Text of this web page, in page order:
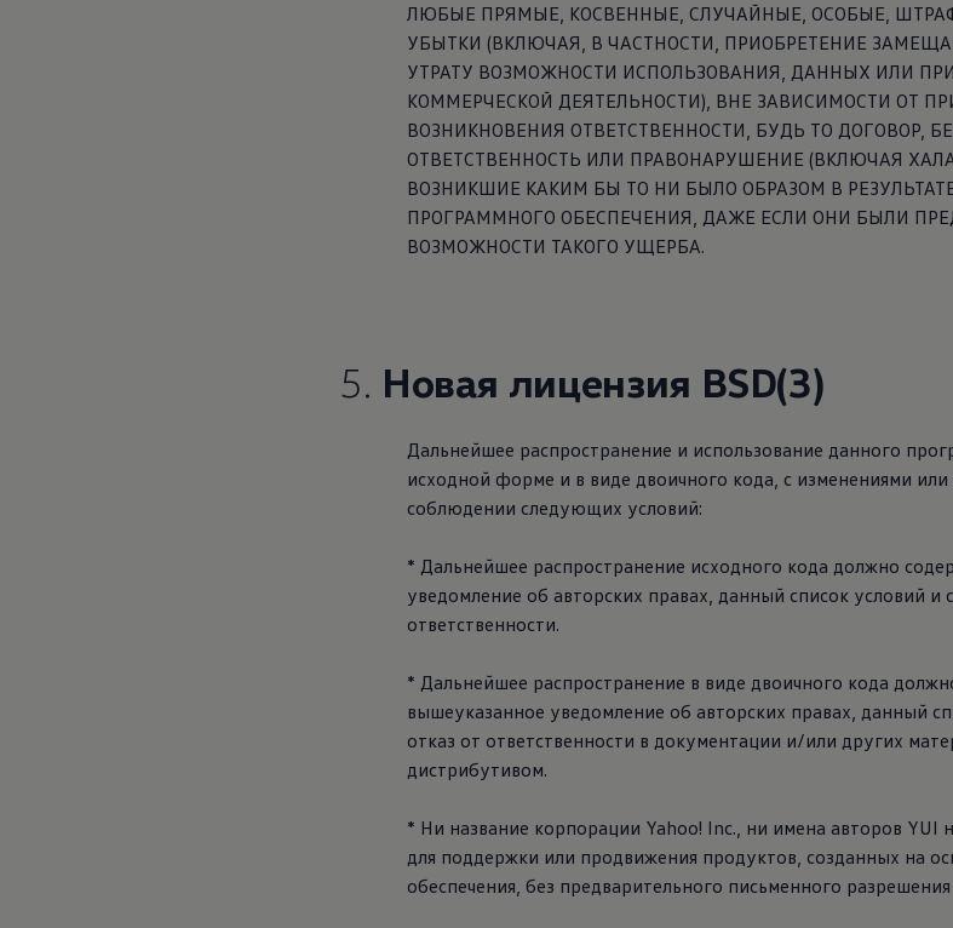
ЛЮБЫЕ ПРЯМЫЕ, КОСВЕННЫЕ, СЛУЧАЙНЫЕ, ОСОБЫЕ,
УБЫТКИ (ВКЛЮЧАЯ, В ЧАСТНОСТИ, ПРИОБРЕТЕНИЕ
УТРАТУ ВОЗМОЖНОСТИ ИСПОЛЬЗОВАНИЯ, ДАННЫХ ИЛИ
КОММЕРЧЕСКОЙ ДЕЯТЕЛЬНОСТИ), ВНЕ ЗАВИСИМОСТИ ОТ
ВОЗНИКНОВЕНИЯ ОТВЕТСТВЕННОСТИ, БУДЬ ТО ДОГОВОР,
ОТВЕТСТВЕННОСТЬ ИЛИ ПРАВОНАРУШЕНИЕ (ВКЛЮЧАЯ
ВОЗНИКШИЕ КАКИМ БЫ ТО НИ БЫЛО ОБРАЗОМ В
ПРОГРАММНОГО ОБЕСПЕЧЕНИЯ, ДАЖЕ ЕСЛИ ОНИ БЫЛИ
ВОЗМОЖНОСТИ ТАКОГО УЩЕРБА.
5. Новая лицензия BSD(3)
Дальнейшее распространение и использование данного
исходной форме и в виде двоичного кода, с изменениями
соблюдении следующих условий:
* Дальнейшее распространение исходного кода должно
уведомление об авторских правах, данный список условий
ответственности.
* Дальнейшее распространение в виде двоичного кода
вышеуказанное уведомление об авторских правах, данный
отказ от ответственности в документации и/или других
дистрибутивом.
* Ни название корпорации Yahoo! Inc., ни имена авторов YUI
для поддержки или продвижения продуктов, созданных на
обеспечения, без предварительного письменного